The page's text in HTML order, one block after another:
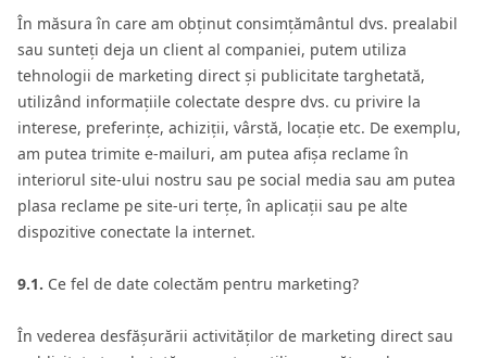
În măsura în care am obținut consimțământul dvs. prealabil
sau sunteți deja un client al companiei, putem utiliza
tehnologii de marketing direct și publicitate targhetată,
utilizând informațiile colectate despre dvs. cu privire la
interese, preferințe, achiziții, vârstă, locație etc. De exemplu,
am putea trimite e-mailuri, am putea afișa reclame în
interiorul site-ului nostru sau pe social media sau am putea
plasa reclame pe site-uri terțe, în aplicații sau pe alte
dispozitive conectate la internet.
9.1. Ce fel de date colectăm pentru marketing?
În vederea desfășurării activităților de marketing direct sau